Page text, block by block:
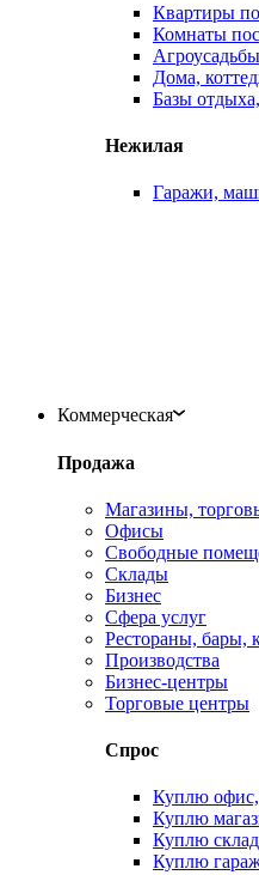
Квартиры
Комнаты
Агроусадьбы
Дома,
Базы
Нежилая
Гаражи,
Коммерческая
Продажа
Магазины,
Офисы
Свободные
Склады
Бизнес
Сфера услуг
Рестораны, бары,
Производства
Бизнес-центры
Торговые центры
Спрос
Куплю
Куплю
Куплю
Куплю